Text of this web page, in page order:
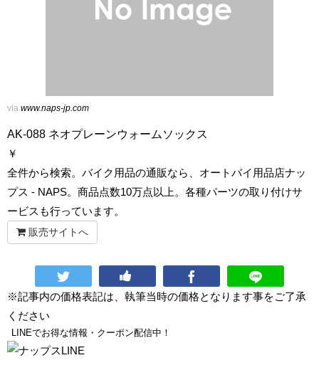
via www.naps-jp.com
AK-088 ネオプレーンウォームソックス
￥
全件から検索。バイク用品の通販なら、オートバイ用品店ナッ
プス - NAPS。商品点数10万点以上。各種パーツの取り付けサ
ービスも行っています。
販売サイトへ
※記事内の価格表記は、執筆当時の価格となります事をご了承
ください
LINEでお得な情報・クーポン配信中！